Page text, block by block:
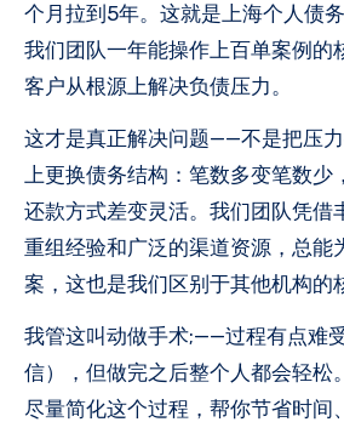
个月拉到5年。这就是上海个人债
我们团队一年能操作上百单案例
客户从根源上解决负债压力。
这才是真正解决问题——不是把压
上更换债务结构：笔数多变笔数少
还款方式差变灵活。我们团队凭借
重组经验和广泛的渠道资源，总能
案，这也是我们区别于其他机构的
我管这叫动做手术;——过程有点难
信），但做完之后整个人都会轻松
尽量简化这个过程，帮你节省时间